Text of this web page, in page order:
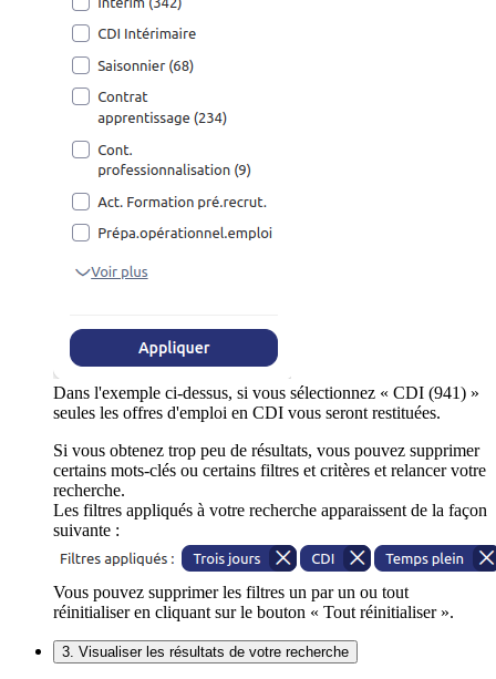
Dans l'exemple ci-dessus, si vous sélectionnez « CDI (941) »
seules les offres d'emploi en CDI vous seront restituées.
Si vous obtenez trop peu de résultats, vous pouvez supprimer
certains mots-clés ou certains filtres et critères et relancer votre
recherche.
Les filtres appliqués à votre recherche apparaissent de la façon
suivante :
Vous pouvez supprimer les filtres un par un ou tout
réinitialiser en cliquant sur le bouton « Tout réinitialiser ».
3. Visualiser les résultats de votre recherche